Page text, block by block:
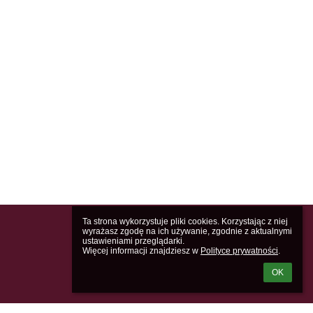
Ta strona wykorzystuje pliki cookies. Korzystając z niej
wyrażasz zgodę na ich używanie, zgodnie z aktualnymi
ustawieniami przeglądarki.
Więcej informacji znajdziesz w Polityce prywatności.
OK